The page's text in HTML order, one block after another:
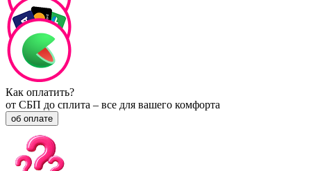
Как оплатить?
от СБП до сплита – все для вашего комфорта
об оплате